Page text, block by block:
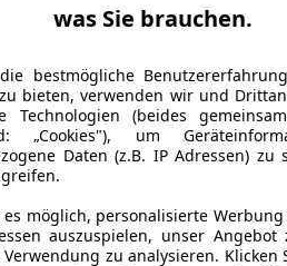
was Sie brauchen.
bestmögliche
bieten, verwenden wir und
Technologien (beides
„Cookies"), um
Daten (z.B. IP Adressen) zu
möglich, personalisierte
auszuspielen, unser Angebot
zu analysieren. Klicken